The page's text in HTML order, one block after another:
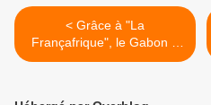
< Grâce à "La
Françafrique", le Gabon a
un nouveau président et un